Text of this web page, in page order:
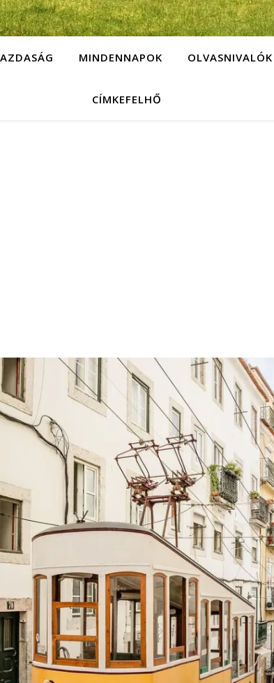
MINDENNAPOK OLVASNIVALÓK
CÍMKEFELHŐ